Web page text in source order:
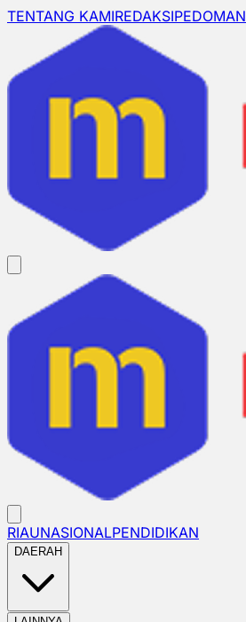
TENTANG KAMIREDAKSIPEDOMAN
RIAUNASIONALPENDIDIKAN
DAERAH